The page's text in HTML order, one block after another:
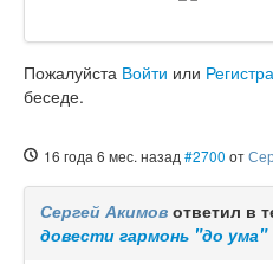
Пожалуйста Войти или
беседе.
16 года 6 мес. назад #2700 от
Сергей Акимов ответил в
довести гармонь "до ума"